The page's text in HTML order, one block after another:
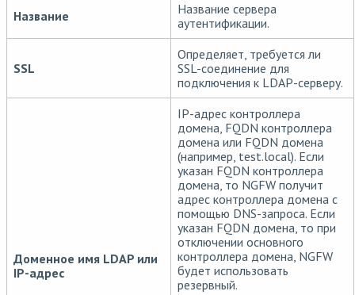
Название
Название сервера
аутентификации.
SSL
Определяет, требуется ли
SSL-соединение для
подключения к LDAP-серверу.
Доменное имя LDAP или
IP-адрес
IP-адрес контроллера
домена, FQDN контроллера
домена или FQDN домена
(например, test.local). Если
указан FQDN контроллера
домена, то NGFW получит
адрес контроллера домена с
помощью DNS-запроса. Если
указан FQDN домена, то при
отключении основного
контроллера домена, NGFW
будет использовать
резервный.